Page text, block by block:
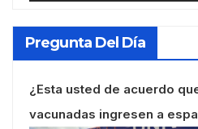
Pregunta Del Día
¿Esta usted de acuerdo
vacunadas ingresen a